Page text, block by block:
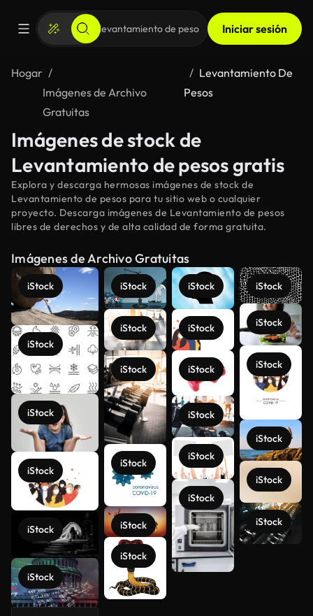
Iniciar sesión
Hogar
Imágenes de Archivo
Gratuitas
Levantamiento De
Pesos
Imágenes de stock de
Levantamiento de pesos gratis
Explora y descarga hermosas imágenes de stock de
Levantamiento de pesos para tu sitio web o cualquier
proyecto. Descarga imágenes de Levantamiento de pesos
libres de derechos y de alta calidad de forma gratuita.
Imágenes de Archivo Gratuitas
iStock
iStock
iStock
iStock
iStock
iStock
iStock
iStock
iStock
iStock
iStock
iStock
iStock
iStock
iStock
iStock
iStock
iStock
iStock
iStock
iStock
iStock
iStock
iStock